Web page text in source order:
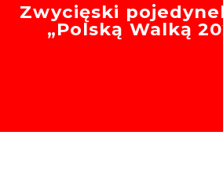
Zwycięski
„Polską Walką